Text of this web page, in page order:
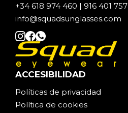
+34 618 974 460 | 916 401 757
info@squadsunglasses.com
ACCESIBILIDAD
Políticas de privacidad
Política de cookies